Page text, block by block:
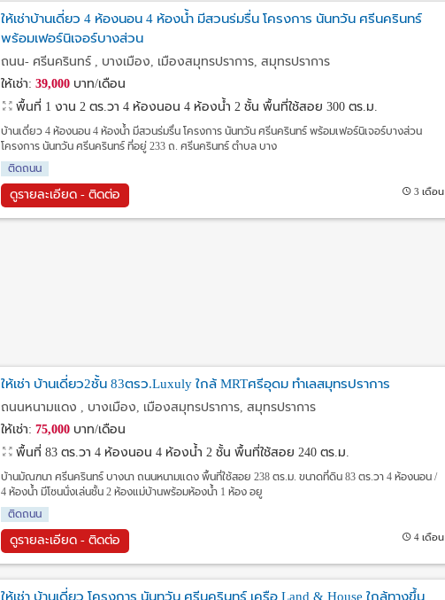
ให้เช่าบ้านเดี่ยว 4 ห้องนอน 4 ห้องน้ำ มีสวนร่มรื่น โครงการ นันทวัน ศรีนครินทร์
พร้อมเฟอร์นิเจอร์บางส่วน
ถนน- ศรีนครินทร์ , บางเมือง, เมืองสมุทรปราการ, สมุทรปราการ
ให้เช่า: 39,000 บาท/เดือน
พื้นที่ 1 งาน 2 ตร.วา 4 ห้องนอน 4 ห้องน้ำ 2 ชั้น พื้นที่ใช้สอย 300 ตร.ม.
บ้านเดี่ยว 4 ห้องนอน 4 ห้องน้ำ มีสวนร่มรื่น โครงการ นันทวัน ศรีนครินทร์ พร้อมเฟอร์นิเจอร์บางส่วน
โครงการ นันทวัน ศรีนครินทร์ ที่อยู่ 233 ถ. ศรีนครินทร์ ตำบล บาง
ติดถนน
ดูรายละเอียด - ติดต่อ 3 เดือน
ให้เช่า บ้านเดี่ยว2ชั้น 83ตรว.Luxuly ใกล้ MRTศรีอุดม ทำเลสมุทรปราการ
ถนนหนามแดง , บางเมือง, เมืองสมุทรปราการ, สมุทรปราการ
ให้เช่า: 75,000 บาท/เดือน
พื้นที่ 83 ตร.วา 4 ห้องนอน 4 ห้องน้ำ 2 ชั้น พื้นที่ใช้สอย 240 ตร.ม.
บ้านมัณฑนา ศรีนครินทร์ บางนา ถนนหนามแดง พื้นที่ใช้สอย 238 ตร.ม. ขนาดที่ดิน 83 ตร.วา 4 ห้องนอน /
4 ห้องน้ำ มีโซนนั่งเล่นชั้น 2 ห้องแม่บ้านพร้อมห้องน้ำ 1 ห้อง อยู
ติดถนน
ดูรายละเอียด - ติดต่อ 4 เดือน
ให้เช่า บ้านเดี่ยว โครงการ นันทวัน ศรีนครินทร์ เครือ Land & House ใกล้ทางขึ้น